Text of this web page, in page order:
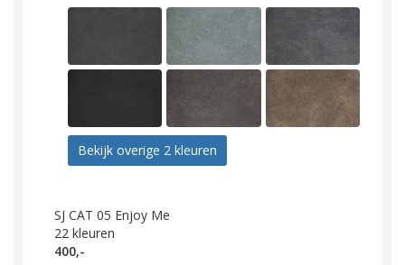
Bekijk overige 2 kleuren
SJ CAT 05 Enjoy Me
22 kleuren
400,-